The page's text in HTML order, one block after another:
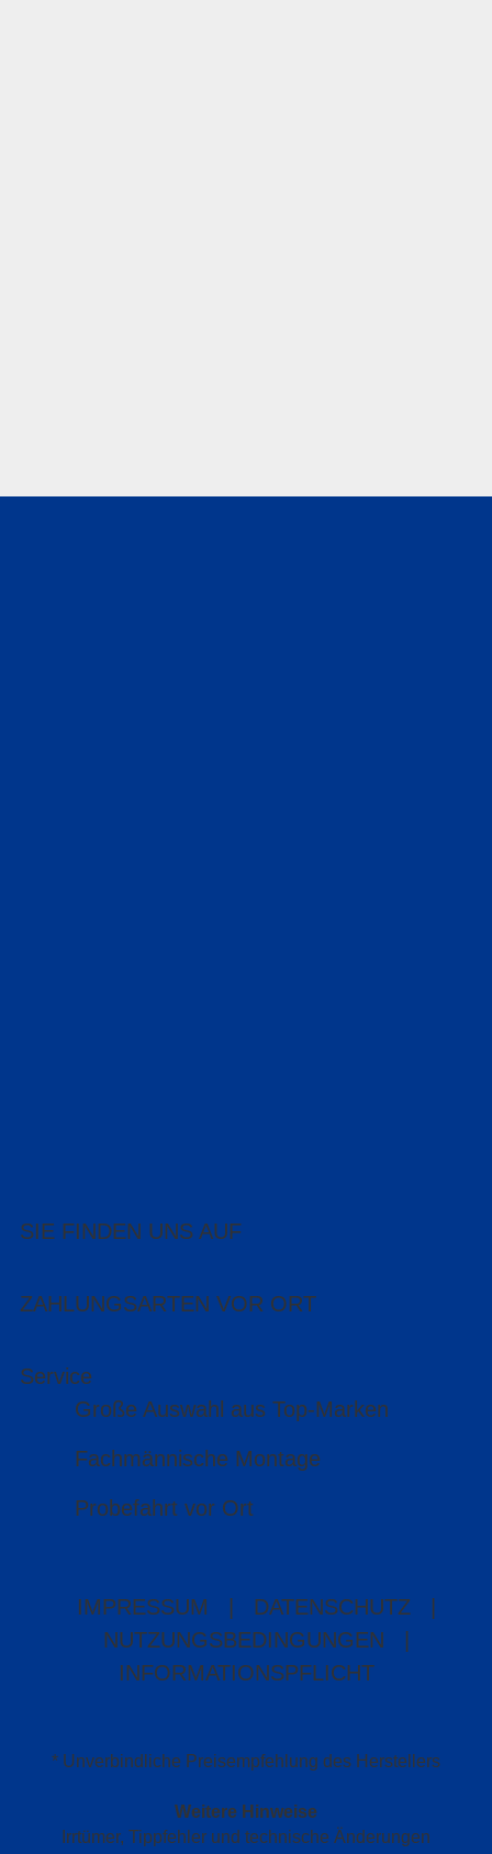
SIE FINDEN UNS AUF
ZAHLUNGSARTEN VOR ORT
Service
Große Auswahl aus Top-Marken
Fachmännische Montage
Probefahrt vor Ort
IMPRESSUM DATENSCHUTZ
NUTZUNGSBEDINGUNGEN
INFORMATIONSPFLICHT
* Unverbindliche Preisempfehlung des Herstellers
Weitere Hinweise
Irrtümer, Tippfehler und technische Änderungen